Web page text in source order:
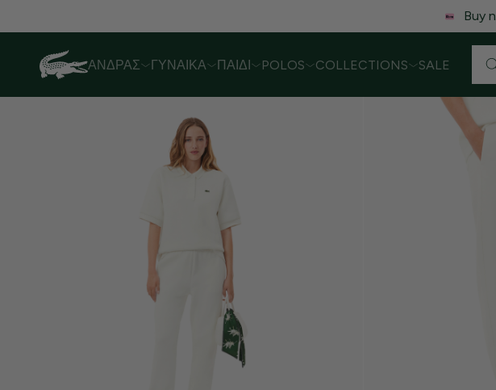
Λόγω αυξημένου όγκου παραγγελιών, ενδέχεται να
ΆΝΔΡΑΣ ΓΥΝΑΊΚΑ ΠΑΙΔΊ POLOS COLLECTIONS SALE